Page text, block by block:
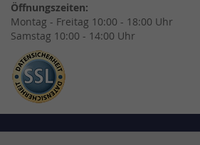
Öffnungszeiten:
Montag - Freitag 10:00 - 18:00 Uhr
Samstag 10:00 - 14:00 Uhr